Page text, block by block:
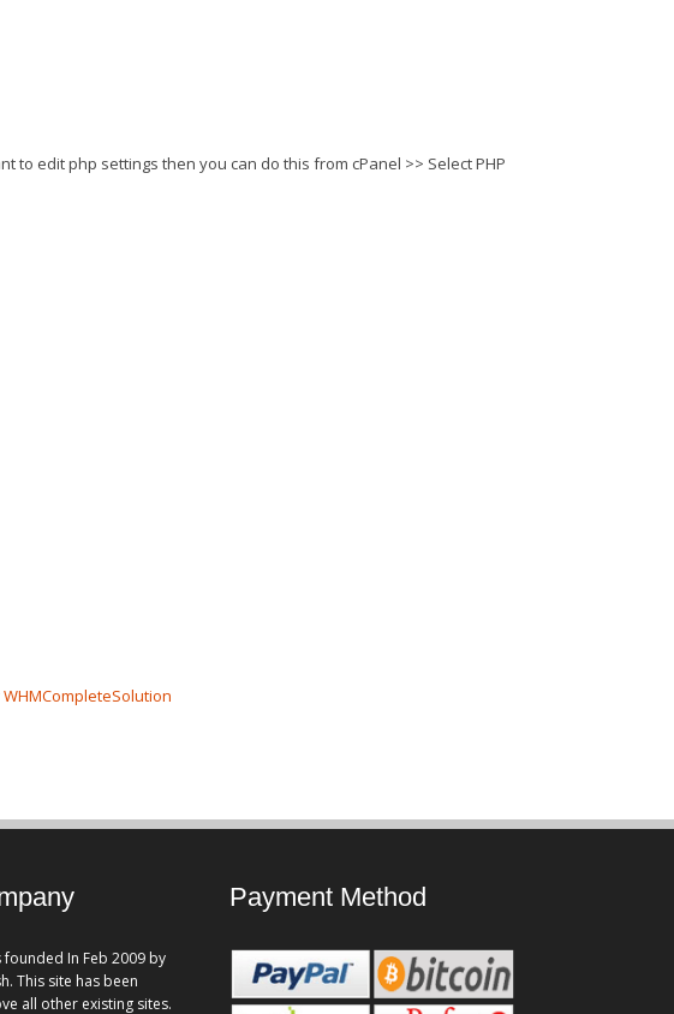
to edit php settings then you can do this from cPanel >> Select PHP
WHMCompleteSolution
In Feb 2009 by
This site has been
all other existing sites.
Payment Method